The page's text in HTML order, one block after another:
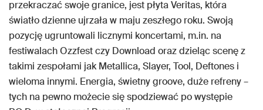
przekraczać swoje granice, jest płyta Veritas, która
światło dzienne ujrzała w maju zeszłego roku. Swoją
pozycję ugruntowali licznymi koncertami, m.in. na
festiwalach Ozzfest czy Download oraz dzieląc scenę z
takimi zespołami jak Metallica, Slayer, Tool, Deftones i
wieloma innymi. Energia, świetny groove, duże refreny –
tych na pewno możecie się spodziewać po występie